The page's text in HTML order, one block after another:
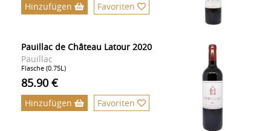
Hinzufügen Favoriten
Pauillac de Château Latour 2020
Pauillac
Flasche (0.75L)
85.90 €
Hinzufügen Favoriten